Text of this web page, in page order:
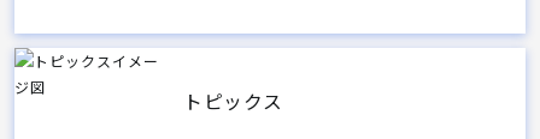
トピックス